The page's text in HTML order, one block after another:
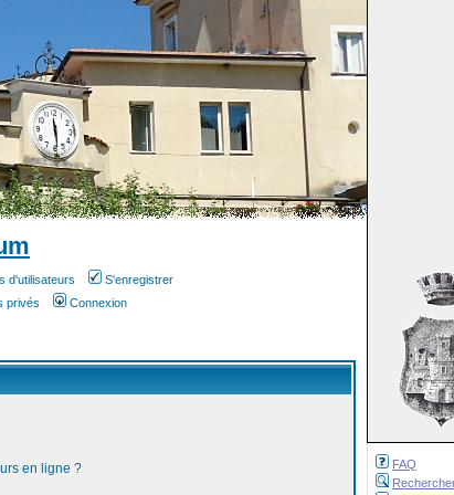
FAQ
d'utilisateurs
S'enregistrer
privés Connexion
en ligne ?